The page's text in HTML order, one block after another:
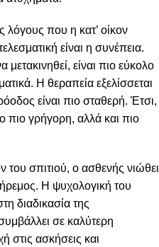
λόγους που η κατ’ οίκον
είναι η συνέπεια.
μετακινηθεί, είναι πιο εύκολο
Η θεραπεία εξελίσσεται
είναι πιο σταθερή. Έτσι,
πιο γρήγορη, αλλά και πιο
του σπιτιού, ο ασθενής νιώθει
Η ψυχολογική του
διαδικασία της
σε καλύτερη
στις ασκήσεις και